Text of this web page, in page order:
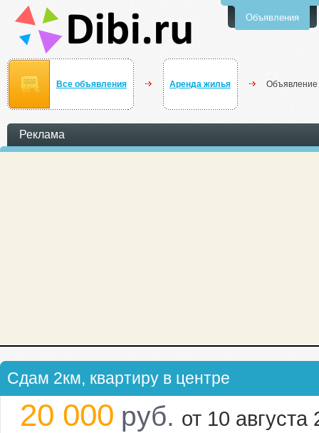
Объявления
Все объявления Аренда жилья
Реклама
Сдам 2км, квартиру в центре
20 000 руб. от 10 августа